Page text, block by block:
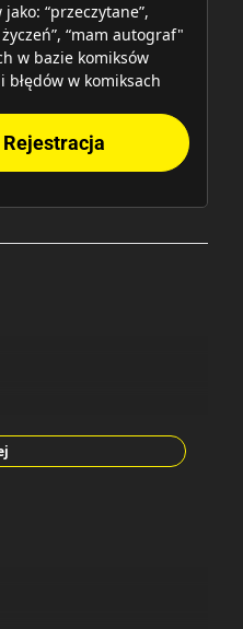
“przeczytane”,
“mam autograf"
w bazie komiksów
błędów w komiksach